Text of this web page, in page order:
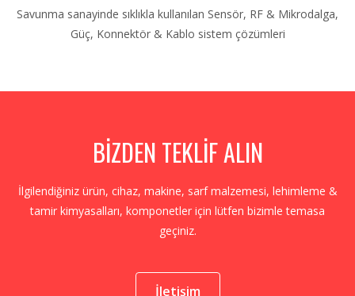
Savunma sanayinde sıklıkla kullanılan Sensör, RF & Mikrodalga,
Güç, Konnektör & Kablo sistem çözümleri
BİZDEN TEKLİF ALIN
İlgilendiğiniz ürün, cihaz, makine, sarf malzemesi, lehimleme &
tamir kimyasalları, komponetler için lütfen bizimle temasa
geçiniz.
İletişim